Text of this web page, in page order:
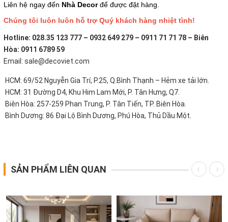
Liên hệ ngay đến Nhà Decorđể được đặt hàng.
Chúng tôi luôn luôn hỗ trợ Quý khách hàng nhiệt tình!
Hotline: 028.35 123 777 – 0932 649 279 – 0911 71 71 78 – Biên
Hòa: 0911 6789 59
Email: sale@decoviet.com
HCM: 69/52 Nguyễn Gia Trí, P.25, Q.Bình Thạnh – Hẻm xe tải lớn.
HCM: 31 Đường D4, Khu Him Lam Mới, P. Tân Hưng, Q7.
Biên Hòa: 257-259 Phan Trung, P. Tân Tiến, TP. Biên Hòa.
Bình Dương: 86 Đại Lộ Bình Dương, Phú Hòa, Thủ Dầu Một.
SẢN PHẨM LIÊN QUAN